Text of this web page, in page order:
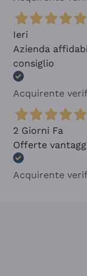
Ieri
Azienda
consiglio
Acquirente
2 Giorni Fa
Offerte
Acquirente